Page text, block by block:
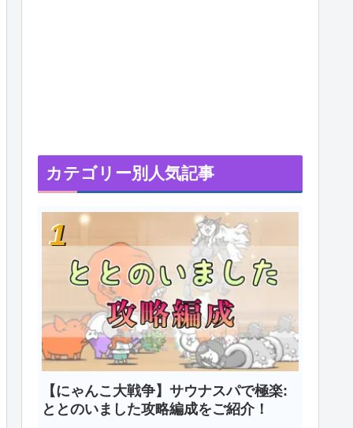
カテゴリー別人気記事
【にゃんこ大戦争】サウナスパで極楽:
ととのいました攻略編成をご紹介！